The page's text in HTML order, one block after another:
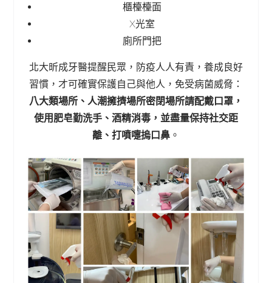
櫃檯檯面
X光室
廁所門把
北大昕成牙醫提醒民眾，防疫人人有責，養成良好
習慣，才可確實保護自己與他人，免受病菌威脅：
八大類場所、人潮擁擠場所密閉場所請配戴口罩，
使用肥皂勤洗手、酒精消毒，並盡量保持社交距
離、打噴嚏摀口鼻 。